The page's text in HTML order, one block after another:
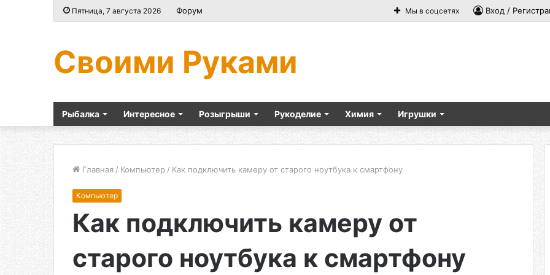
Пятница, 7 августа 2026 Форум Вход /
Мы в соцсетях
Своими Руками
Рыбалка Интересное Розыгрыши Рукоделие Химия Игрушки
Главная / Компьютер / Как подключить камеру от старого ноутбука к смартфону
Компьютер
Как подключить камеру от
старого ноутбука к смартфону